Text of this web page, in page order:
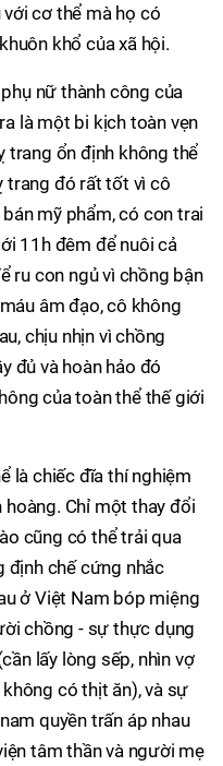
với cơ thể mà họ có
khổ của xã hội.
nữ thành công của
là một bi kịch toàn vẹn
trang ổn định không thể
trang đó rất tốt vì cô
mỹ phẩm, có con trai
11h đêm để nuôi cả
ru con ngủ vì chồng bận
âm đạo, cô không
chịu nhịn vì chồng
đủ và hoàn hảo đó
của toàn thể thế giới
là chiếc đĩa thí nghiệm
Chỉ một thay đổi
cũng có thể trải qua
định chế cứng nhắc
ở Việt Nam bóp miệng
chồng - sự thực dụng
lấy lòng sếp, nhìn vợ
có thịt ăn), và sự
quyền trấn áp nhau
tâm thần và người mẹ